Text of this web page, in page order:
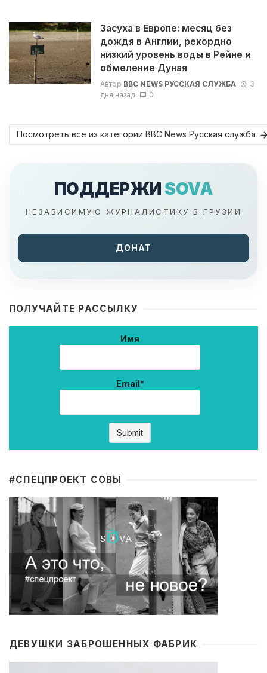
Засуха в Европе: месяц без
дождя в Англии, рекордно
низкий уровень воды в Рейне и
обмеление Дуная
Автор BBC NEWS РУССКАЯ СЛУЖБА
3
дня назад
0
Посмотреть все из категории BBC News Русская служба
ПОДДЕРЖИ SOVA
НЕЗАВИСИМУЮ ЖУРНАЛИСТИКУ В ГРУЗИИ
ДОНАТ
ПОЛУЧАЙТЕ РАССЫЛКУ
Имя
Email*
#CПЕЦПРОЕКТ СОВЫ
ДЕВУШКИ ЗАБРОШЕННЫХ ФАБРИК